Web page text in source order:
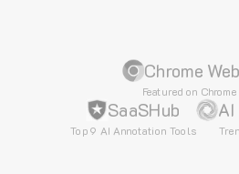
Chrome
Featured on
SaaSHub
Top 9 AI Annotation Tools
AI